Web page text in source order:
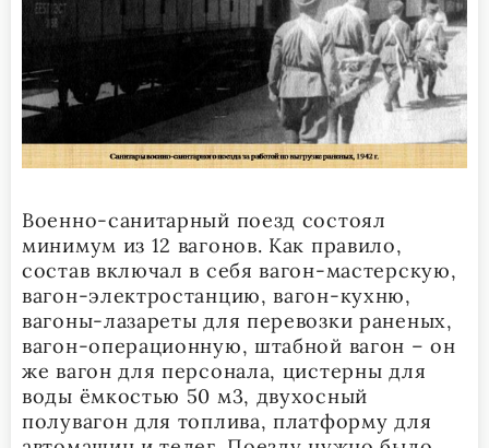
Военно-санитарный поезд состоял
минимум из 12 вагонов. Как правило,
состав включал в себя вагон-мастерскую,
вагон-электростанцию, вагон-кухню,
вагоны-лазареты для перевозки раненых,
вагон-операционную, штабной вагон – он
же вагон для персонала, цистерны для
воды ёмкостью 50 м3, двухосный
полувагон для топлива, платформу для